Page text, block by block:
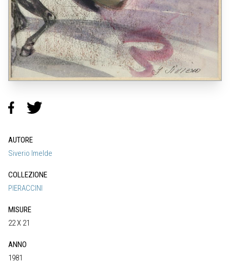
AUTORE
Siverio Imelde
COLLEZIONE
PIERACCINI
MISURE
22 X 21
ANNO
1981